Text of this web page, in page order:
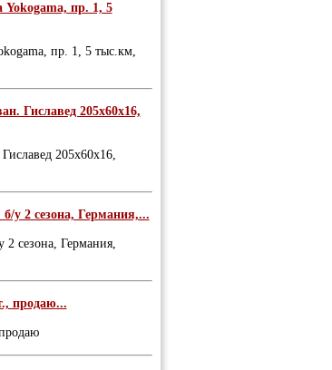
пр. 1, 5
пр. 1, 5 тыс.км,
Гиславед 205х60х16,
205х60х16,
у 2 сезона, Германия,...
сезона, Германия,
продаю...